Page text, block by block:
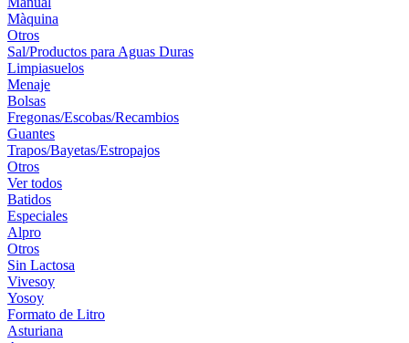
Màquina
Otros
Sal/Productos para Aguas Duras
Limpiasuelos
Menaje
Bolsas
Fregonas/Escobas/Recambios
Guantes
Trapos/Bayetas/Estropajos
Otros
Ver todos
Batidos
Especiales
Alpro
Otros
Sin Lactosa
Vivesoy
Yosoy
Formato de Litro
Asturiana